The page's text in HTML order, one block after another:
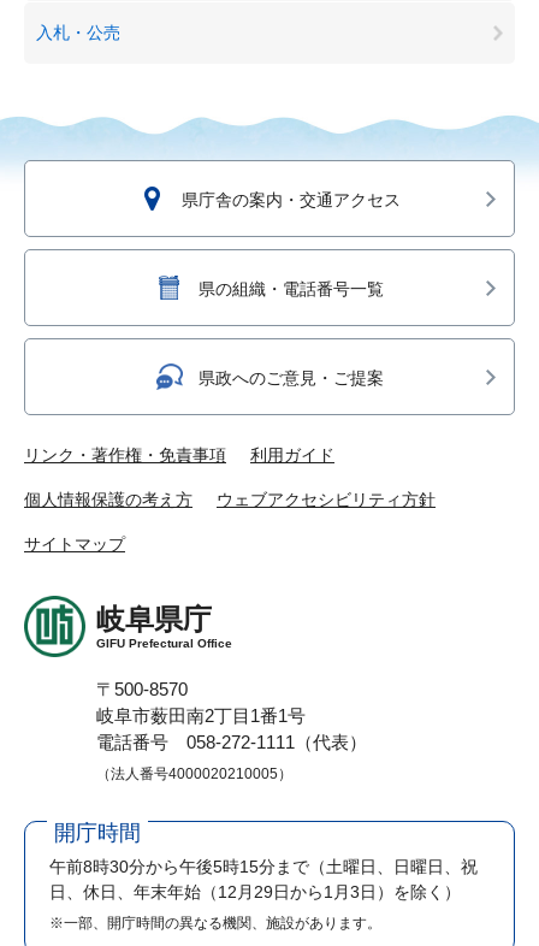
入札・公売
県庁舎の案内・交通アクセス
県の組織・電話番号一覧
県政へのご意見・ご提案
リンク・著作権・免責事項 利用ガイド
個人情報保護の考え方 ウェブアクセシビリティ方針
サイトマップ
岐阜県庁
GIFU Prefectural Office
〒500-8570
岐阜市薮田南2丁目1番1号
電話番号 058-272-1111（代表）
（法人番号4000020210005）
開庁時間
午前8時30分から午後5時15分まで （土曜日、日曜日、祝
日、休日、年末年始（12月29日から1月3日）を除く）
※一部、開庁時間の異なる機関、施設があります。